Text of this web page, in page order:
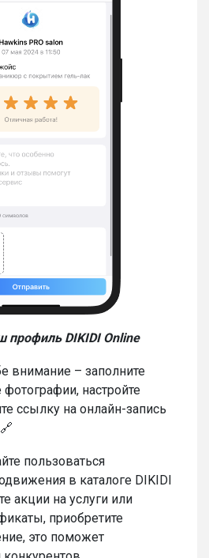
профиль DIKIDI Online
внимание – заполните
настройте
ссылку на онлайн-запись
пользоваться
в каталоге DIKIDI
акции на услуги или
приобретите
это поможет